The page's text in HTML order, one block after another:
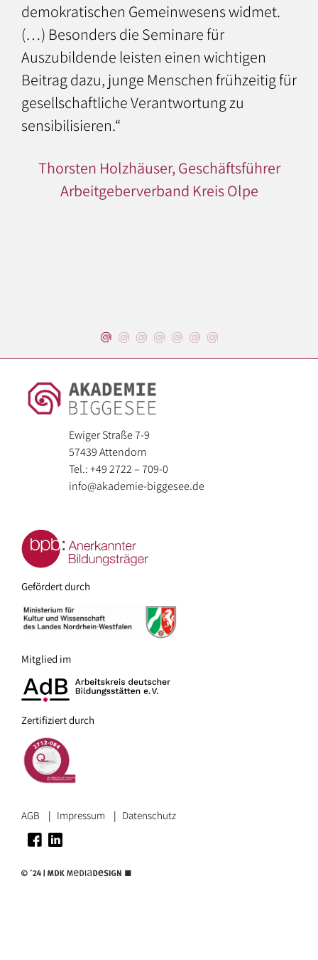
demokratischen Gemeinwesens widmet.
(…) Besonders die Seminare für
Auszubildende leisten einen wichtigen
Beitrag dazu, junge Menschen frühzeitig für
gesellschaftliche Verantwortung zu
sensibilisieren.“
Thorsten Holzhäuser, Geschäftsführer
Arbeitgeberverband Kreis Olpe
Ewiger Straße 7-9
57439 Attendorn
Tel.: +49 2722 – 709-0
info@akademie-biggesee.de
Gefördert durch
Mitglied im
Zertifiziert durch
AGB Impressum Datenschutz